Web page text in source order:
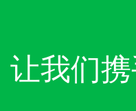
让我们